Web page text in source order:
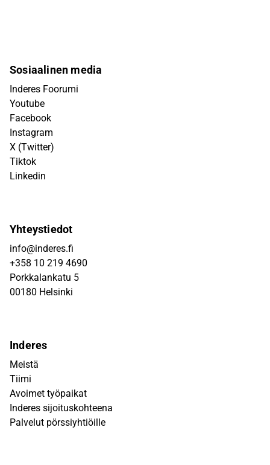
Sosiaalinen media
Inderes Foorumi
Youtube
Facebook
Instagram
X (Twitter)
Tiktok
Linkedin
Yhteystiedot
info@inderes.fi
+358 10 219 4690
Porkkalankatu 5
00180 Helsinki
Inderes
Meistä
Tiimi
Avoimet työpaikat
Inderes sijoituskohteena
Palvelut pörssiyhtiöille